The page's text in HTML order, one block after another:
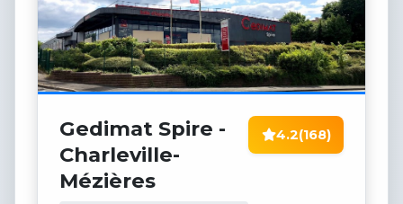
Gedimat Spire -
Charleville-
Mézières
4.2(168)